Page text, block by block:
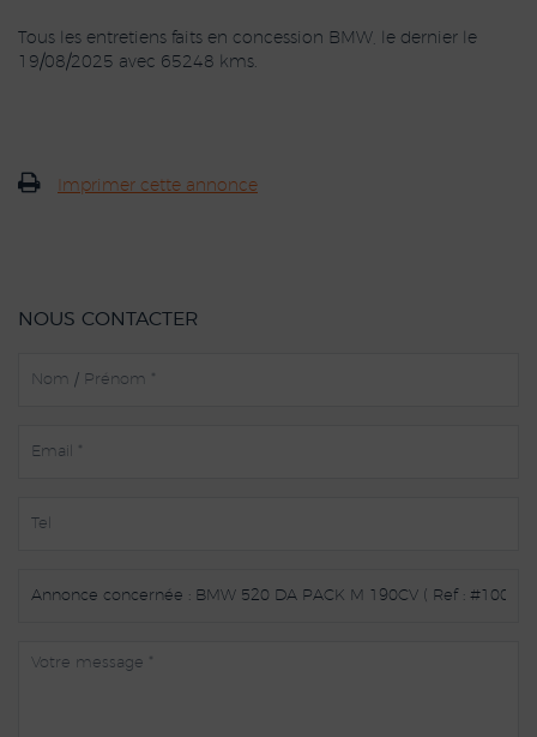
Tous les entretiens faits en concession BMW, le dernier le
19/08/2025 avec 65248 kms.
Imprimer cette annonce
NOUS CONTACTER